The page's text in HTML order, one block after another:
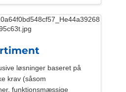
løsninger baseret på
krav (såsom
funktionsmæssige